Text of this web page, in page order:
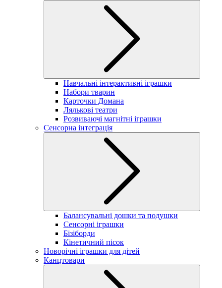
Навчальні інтерактивні іграшки
Набори тварин
Карточки Домана
Лялькові театри
Розвиваючі магнітні іграшки
Сенсорна інтеграція
Балансувальні дошки та подушки
Сенсорні іграшки
Бізіборди
Кінетичний пісок
Новорічні іграшки для дітей
Канцтовари